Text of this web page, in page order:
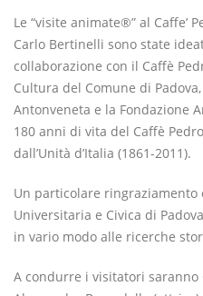
Le “visite animate®” al Caffe’
Carlo Bertinelli sono state
collaborazione con il Caffè
Cultura del Comune di
Antonveneta e la Fondazione
180 anni di vita del Caffè
dall’Unità d’Italia (1861-2011).
Un particolare ringraziamento
Universitaria e Civica di
in vario modo alle ricerche
A condurre i visitatori